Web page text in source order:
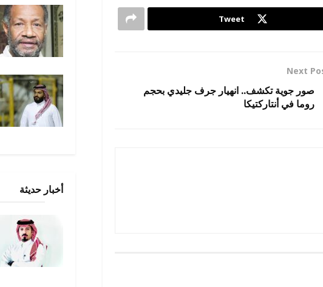
Tweet
Next
صور جوية تكشف.. انهيار جرف جليدي بحجم
روما في أنتاركتيكا
أخبار حديثة